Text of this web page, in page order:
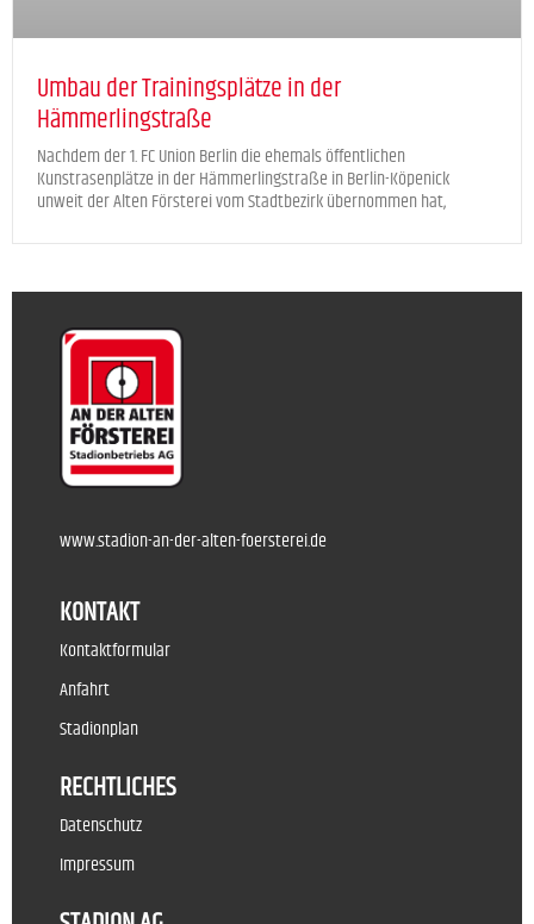
Umbau der Trainingsplätze in der
Hämmerlingstraße
Nachdem der 1. FC Union Berlin die ehemals öffentlichen
Kunstrasenplätze in der Hämmerlingstraße in Berlin-Köpenick
unweit der Alten Försterei vom Stadtbezirk übernommen hat,
www.stadion-an-der-alten-foersterei.de
KONTAKT
Kontaktformular
Anfahrt
Stadionplan
RECHTLICHES
Datenschutz
Impressum